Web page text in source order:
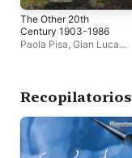
The Other 20th
Century 1903-1986
Paola Pisa, Gian Luca
Recopilatorios